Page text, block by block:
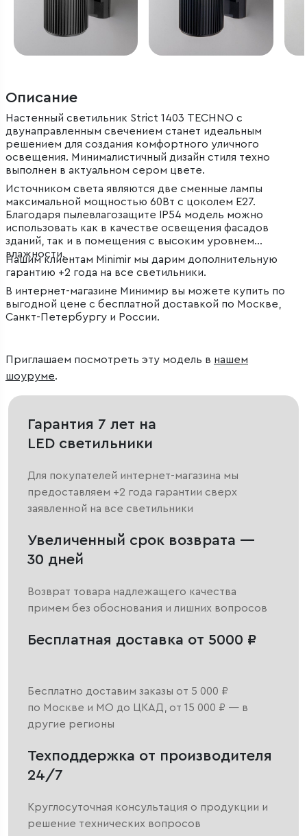
Описание
Настенный светильник Strict 1403 TECHNO с
двунаправленным свечением станет идеальным
решением для создания комфортного уличного
освещения. Минималистичный дизайн стиля техно
выполнен в актуальном сером цвете.
Источником света являются две сменные лампы
максимальной мощностью 60Вт с цоколем E27.
Благодаря пылевлагозащите IP54 модель можно
использовать как в качестве освещения фасадов
зданий, так и в помещения с высоким уровнем
влажности.
Нашим клиентам Minimir мы дарим дополнительную
гарантию +2 года на все светильники.
В интернет-магазине Минимир вы можете купить по
выгодной цене с бесплатной доставкой по Москве,
Санкт-Петербургу и России.
Приглашаем посмотреть эту модель в нашем
шоуруме.
Гарантия 7 лет на
LED светильники
Для покупателей интернет-магазина мы
предоставляем +2 года гарантии сверх
заявленной на все светильники
Увеличенный срок возврата —
30 дней
Возврат товара надлежащего качества
примем без обоснования и лишних вопросов
Бесплатная доставка от 5000 ₽
Бесплатно доставим заказы от 5 000 ₽
по Москве и МО до ЦКАД, от 15 000 ₽ — в
другие регионы
Техподдержка от производителя
24/7
Круглосуточная консультация о продукции и
решение технических вопросов